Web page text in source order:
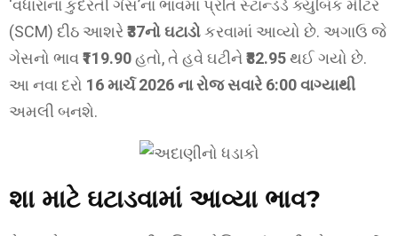
‘વધારાના કુદરતી ગેસ’ના ભાવમાં પ્રતિ સ્ટાન્ડર્ડ ક્યુબિક મીટર
(SCM) દીઠ આશરે₹37નો ઘટાડોકરવામાં આવ્યો છે. અગાઉ જે
ગેસનો ભાવ₹119.90હતો, તે હવે ઘટીને₹82.95થઈ ગયો છે.
આ નવા દરો 16 માર્ચ 2026 ના રોજ સવારે 6:00 વાગ્યાથી
અમલી બનશે.
શા માટે ઘટાડવામાં આવ્યા ભાવ?